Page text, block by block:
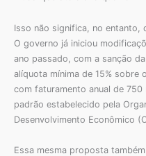
Isso não significa, no entanto,
O governo já iniciou
ano passado, com a sanção
alíquota mínima de 15% sobre
com faturamento anual de
padrão estabelecido pela
Desenvolvimento Econômico
Essa mesma proposta